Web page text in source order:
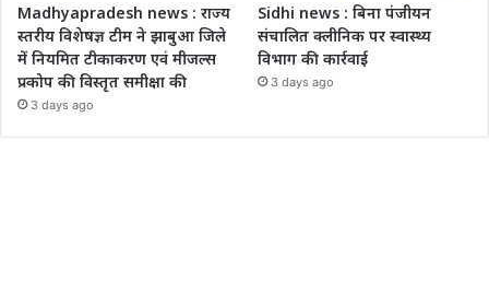
Madhyapradesh news : राज्य
स्तरीय विशेषज्ञ टीम ने झाबुआ जिले
में नियमित टीकाकरण एवं मीजल्स
प्रकोप की विस्तृत समीक्षा की
3 days ago
Sidhi news : बिना पंजीयन
संचालित क्लीनिक पर स्वास्थ्य
विभाग की कार्रवाई
3 days ago